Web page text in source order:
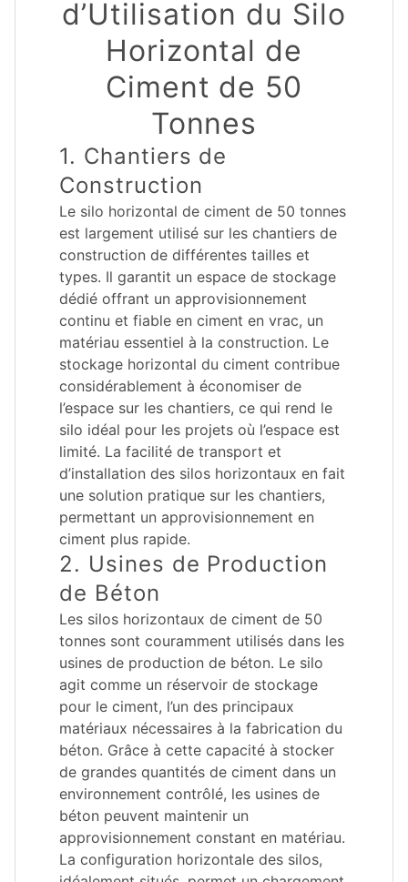
d’Utilisation du Silo
Horizontal de
Ciment de 50
Tonnes
1. Chantiers de
Construction
Le silo horizontal de ciment de 50 tonnes
est largement utilisé sur les chantiers de
construction de différentes tailles et
types. Il garantit un espace de stockage
dédié offrant un approvisionnement
continu et fiable en ciment en vrac, un
matériau essentiel à la construction. Le
stockage horizontal du ciment contribue
considérablement à économiser de
l’espace sur les chantiers, ce qui rend le
silo idéal pour les projets où l’espace est
limité. La facilité de transport et
d’installation des silos horizontaux en fait
une solution pratique sur les chantiers,
permettant un approvisionnement en
ciment plus rapide.
2. Usines de Production
de Béton
Les silos horizontaux de ciment de 50
tonnes sont couramment utilisés dans les
usines de production de béton. Le silo
agit comme un réservoir de stockage
pour le ciment, l’un des principaux
matériaux nécessaires à la fabrication du
béton. Grâce à cette capacité à stocker
de grandes quantités de ciment dans un
environnement contrôlé, les usines de
béton peuvent maintenir un
approvisionnement constant en matériau.
La configuration horizontale des silos,